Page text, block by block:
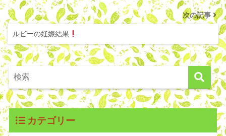
次の記事
ルビーの妊娠結果
カテゴリー